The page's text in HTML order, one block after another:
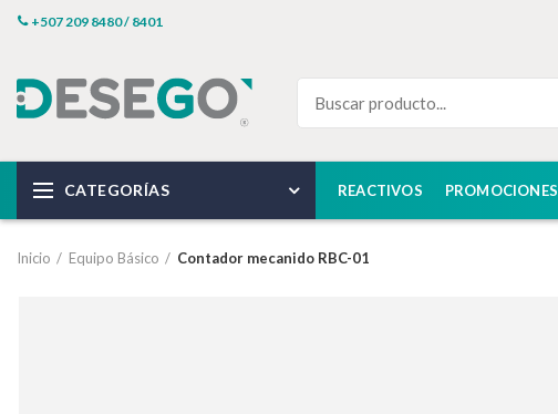
+507 209 8480 / 8401
CATEGORÍAS REACTIVOS PROMOCIONES
Inicio Equipo Básico Contador mecanido RBC-01